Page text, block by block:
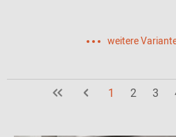
weitere
1 2 3